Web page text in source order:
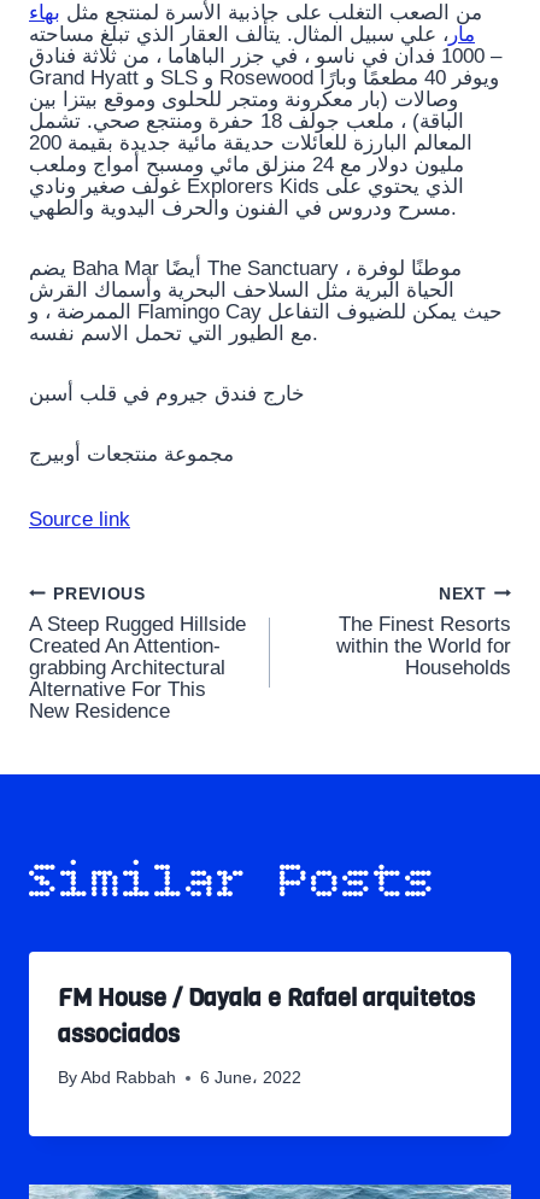
من الصعب التغلب على جاذبية الأسرة لمنتجع مثل بهاء
مار ، علي سبيل المثال. يتألف العقار الذي تبلغ مساحته
1000 فدان في ناسو ، في جزر الباهاما ، من ثلاثة فنادق –
Grand Hyatt و SLS و Rosewood ويوفر 40 مطعمًا وبارًا
وصالات (بار معكرونة ومتجر للحلوى وموقع بيتزا بين
الباقة) ، ملعب جولف 18 حفرة ومنتجع صحي. تشمل
المعالم البارزة للعائلات حديقة مائية جديدة بقيمة 200
مليون دولار مع 24 منزلق مائي ومسبح أمواج وملعب
غولف صغير ونادي Explorers Kids الذي يحتوي على
مسرح ودروس في الفنون والحرف اليدوية والطهي.
يضم Baha Mar أيضًا The Sanctuary ، موطنًا لوفرة
الحياة البرية مثل السلاحف البحرية وأسماك القرش
الممرضة ، و Flamingo Cay حيث يمكن للضيوف التفاعل
مع الطيور التي تحمل الاسم نفسه.
خارج فندق جيروم في قلب أسبن
مجموعة منتجعات أوبيرج
Source link
Post
navigation
PREVIOUS
A Steep Rugged Hillside
Created An Attention-
grabbing Architectural
Alternative For This
New Residence
NEXT
The Finest Resorts
within the World for
Households
Similar Posts
FM House / Dayala e Rafael arquitetos
associados
By Abd Rabbah 6 June، 2022